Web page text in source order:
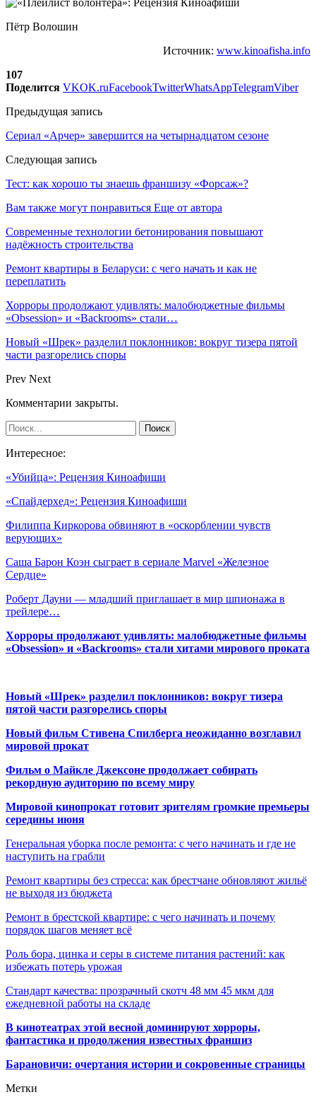
Пётр Волошин
Источник: www.kinoafisha.info
107
Поделится VKOK.ruFacebookTwitterWhatsAppTelegramViber
Предыдущая запись
Сериал «Арчер» завершится на четырнадцатом сезоне
Следующая запись
Тест: как хорошо ты знаешь франшизу «Форсаж»?
Вам также могут понравиться Еще от автора
Современные технологии бетонирования повышают
надёжность строительства
Ремонт квартиры в Беларуси: с чего начать и как не
переплатить
Хорроры продолжают удивлять: малобюджетные фильмы
«Obsession» и «Backrooms» стали…
Новый «Шрек» разделил поклонников: вокруг тизера пятой
части разгорелись споры
Prev Next
Комментарии закрыты.
Интересное:
«Убийца»: Рецензия Киноафиши
«Спайдерхед»: Рецензия Киноафиши
Филиппа Киркорова обвиняют в «оскорблении чувств
верующих»
Саша Барон Коэн сыграет в сериале Marvel «Железное
Сердце»
Роберт Дауни — младший приглашает в мир шпионажа в
трейлере…
Хорроры продолжают удивлять: малобюджетные фильмы
«Obsession» и «Backrooms» стали хитами мирового проката
Новый «Шрек» разделил поклонников: вокруг тизера
пятой части разгорелись споры
Новый фильм Стивена Спилберга неожиданно возглавил
мировой прокат
Фильм о Майкле Джексоне продолжает собирать
рекордную аудиторию по всему миру
Мировой кинопрокат готовит зрителям громкие премьеры
середины июня
Генеральная уборка после ремонта: с чего начинать и где не
наступить на грабли
Ремонт квартиры без стресса: как брестчане обновляют жильё
не выходя из бюджета
Ремонт в брестской квартире: с чего начинать и почему
порядок шагов меняет всё
Роль бора, цинка и серы в системе питания растений: как
избежать потерь урожая
Стандарт качества: прозрачный скотч 48 мм 45 мкм для
ежедневной работы на складе
В кинотеатрах этой весной доминируют хорроры,
фантастика и продолжения известных франшиз
Барановичи: очертания истории и сокровенные страницы
Метки